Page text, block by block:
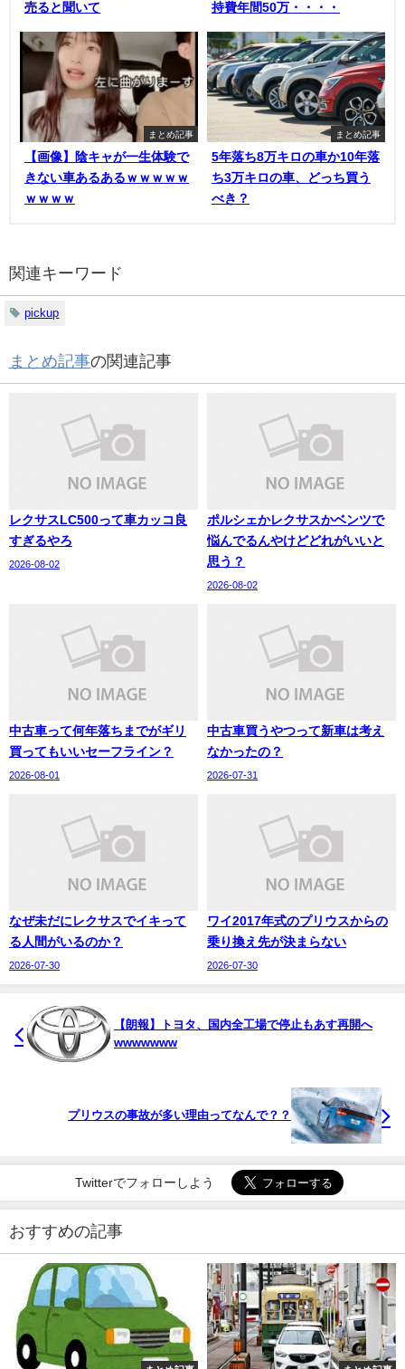
売ると聞いて
持費年間50万・・・・
まとめ記事
【画像】陰キャが一生体験で
きない車あるあるｗｗｗｗｗ
ｗｗｗｗ
まとめ記事
5年落ち8万キロの車か10年落
ち3万キロの車、どっち買う
べき？
関連キーワード
pickup
まとめ記事の関連記事
レクサスLC500って車カッコ良
すぎるやろ
2026-08-02
ポルシェかレクサスかベンツで
悩んでるんやけどどれがいいと
思う？
2026-08-02
中古車って何年落ちまでがギリ
買ってもいいセーフライン？
2026-08-01
中古車買うやつって新車は考え
なかったの？
2026-07-31
なぜ未だにレクサスでイキって
る人間がいるのか？
2026-07-30
ワイ2017年式のプリウスからの
乗り換え先が決まらない
2026-07-30
【朗報】トヨタ、国内全工場で停止もあす再開へ
wwwwwww
プリウスの事故が多い理由ってなんで？？
Twitterでフォローしよう
おすすめの記事